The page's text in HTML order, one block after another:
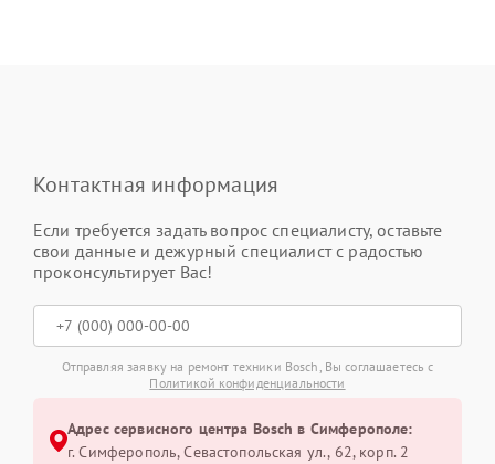
Контактная информация
Если требуется задать вопрос специалисту, оставьте
свои данные и дежурный специалист с радостью
проконсультирует Вас!
Отправляя заявку на ремонт техники Bosch, Вы соглашаетесь с
Политикой конфиденциальности
Адрес сервисного центра Bosch в Симферополе:
г. Симферополь, Севастопольская ул., 62, корп. 2